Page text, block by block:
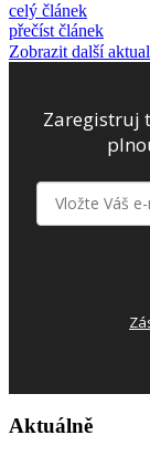
celý článek
přečíst článek
Zobrazit další
Zaregistruj
Aktuálně